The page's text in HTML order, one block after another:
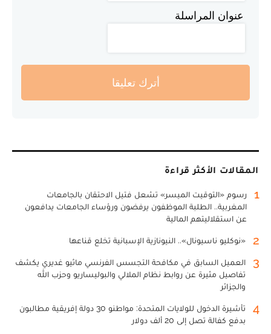
عنوان المراسلة
أترك تعليقا
المقالات الأكثر قراءة
1
رسوم «التوقيت الميسر» تشعل فتيل الاحتقان بالجامعات
المغربية.. الطلبة الموظفون يرفضون ورؤساء الجامعات يدافعون
عن استقلاليتهم المالية
2 «نوكليو ناسيونال».. النيونازية الإسبانية تخلع قناعها
3
العميل السابق في مكافحة التجسس الفرنسي ماثيو غديري يكشف
تفاصيل مثيرة عن روابط نظام الملالي والبوليساريو وحزب الله
والجزائر
4
تأشيرة الدخول للولايات المتحدة: مواطنو 30 دولة إفريقية مطالبون
بدفع كفالة تصل إلى 20 ألف دولار